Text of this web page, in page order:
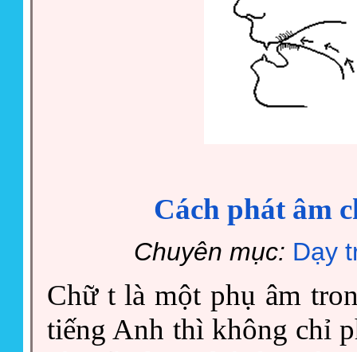
Cách phát âm
Chuyên mục: Dạy
Chữ t là một phụ âm
tiếng Anh thì không chỉ